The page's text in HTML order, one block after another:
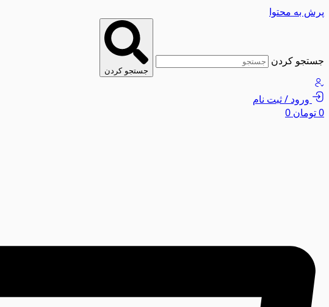
پرش به محتوا
جستجو کردن
جستجو کردن
ورود / ثبت نام
0تومان 0